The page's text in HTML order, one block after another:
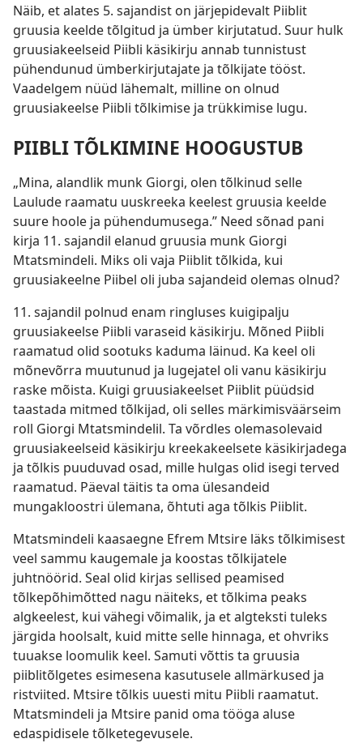
Näib, et alates 5. sajandist on järjepidevalt Piiblit
gruusia keelde tõlgitud ja ümber kirjutatud. Suur hulk
gruusiakeelseid Piibli käsikirju annab tunnistust
pühendunud ümberkirjutajate ja tõlkijate tööst.
Vaadelgem nüüd lähemalt, milline on olnud
gruusiakeelse Piibli tõlkimise ja trükkimise lugu.
PIIBLI TÕLKIMINE HOOGUSTUB
„Mina, alandlik munk Giorgi, olen tõlkinud selle
Laulude raamatu uuskreeka keelest gruusia keelde
suure hoole ja pühendumusega.” Need sõnad pani
kirja 11. sajandil elanud gruusia munk Giorgi
Mtatsmindeli. Miks oli vaja Piiblit tõlkida, kui
gruusiakeelne Piibel oli juba sajandeid olemas olnud?
11. sajandil polnud enam ringluses kuigipalju
gruusiakeelse Piibli varaseid käsikirju. Mõned Piibli
raamatud olid sootuks kaduma läinud. Ka keel oli
mõnevõrra muutunud ja lugejatel oli vanu käsikirju
raske mõista. Kuigi gruusiakeelset Piiblit püüdsid
taastada mitmed tõlkijad, oli selles märkimisväärseim
roll Giorgi Mtatsmindelil. Ta võrdles olemasolevaid
gruusiakeelseid käsikirju kreekakeelsete käsikirjadega
ja tõlkis puuduvad osad, mille hulgas olid isegi terved
raamatud. Päeval täitis ta oma ülesandeid
mungakloostri ülemana, õhtuti aga tõlkis Piiblit.
Mtatsmindeli kaasaegne Efrem Mtsire läks tõlkimisest
veel sammu kaugemale ja koostas tõlkijatele
juhtnöörid. Seal olid kirjas sellised peamised
tõlkepõhimõtted nagu näiteks, et tõlkima peaks
algkeelest, kui vähegi võimalik, ja et algteksti tuleks
järgida hoolsalt, kuid mitte selle hinnaga, et ohvriks
tuuakse loomulik keel. Samuti võttis ta gruusia
piiblitõlgetes esimesena kasutusele allmärkused ja
ristviited. Mtsire tõlkis uuesti mitu Piibli raamatut.
Mtatsmindeli ja Mtsire panid oma tööga aluse
edaspidisele tõlketegevusele.